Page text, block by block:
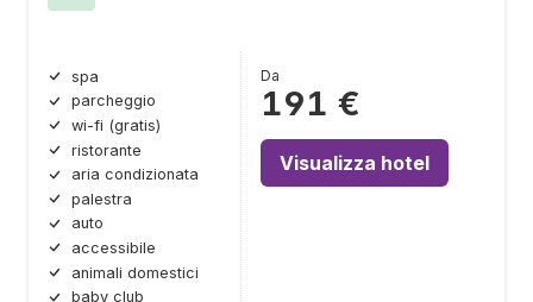
spa
parcheggio
wi-fi (gratis)
ristorante
aria condizionata
palestra
auto
accessibile
animali domestici
baby club
Da
191 €
Visualizza hotel